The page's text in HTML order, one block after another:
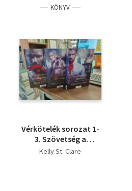
KÖNYV
Vérkötelék sorozat 1-
3. Szövetség a
vámpírokkal+A
Kelly St. Clare